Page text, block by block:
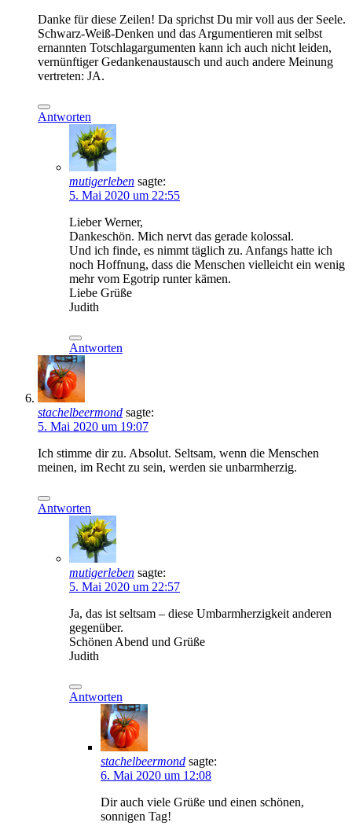
Danke für diese Zeilen! Da sprichst Du mir voll aus der Seele.
Schwarz-Weiß-Denken und das Argumentieren mit selbst
ernannten Totschlagargumenten kann ich auch nicht leiden,
vernünftiger Gedankenaustausch und auch andere Meinung
vertreten: JA.
Antworten
mutigerleben sagte:
5. Mai 2020 um 22:55
Lieber Werner,
Dankeschön. Mich nervt das gerade kolossal.
Und ich finde, es nimmt täglich zu. Anfangs hatte ich
noch Hoffnung, dass die Menschen vielleicht ein wenig
mehr vom Egotrip runter kämen.
Liebe Grüße
Judith
Antworten
stachelbeermond sagte:
5. Mai 2020 um 19:07
Ich stimme dir zu. Absolut. Seltsam, wenn die Menschen
meinen, im Recht zu sein, werden sie unbarmherzig.
Antworten
mutigerleben sagte:
5. Mai 2020 um 22:57
Ja, das ist seltsam – diese Umbarmherzigkeit anderen
gegenüber.
Schönen Abend und Grüße
Judith
Antworten
stachelbeermond sagte:
6. Mai 2020 um 12:08
Dir auch viele Grüße und einen schönen,
sonnigen Tag!